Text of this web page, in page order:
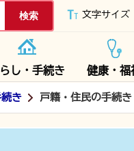
下妻市
文字サイズ
し・手続き 健康・福
き 戸籍・住民の手続き